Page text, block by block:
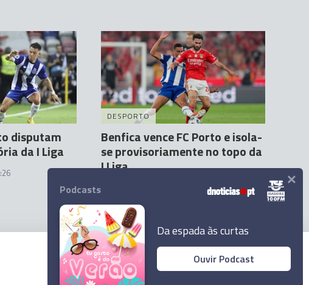
disputam
da I Liga
DESPORTO
Benfica vence FC Porto e isola-
se provisoriamente no topo da
I Liga
© 2023 Empresa Diário de Notícias, Lda.
Podcasts
Da espada às curtas
Ouvir Podcast
×